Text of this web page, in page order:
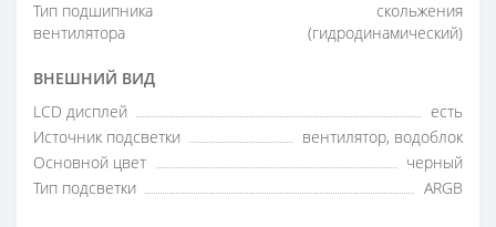
Тип подшипника
вентилятора
скольжения
(гидродинамический)
ВНЕШНИЙ ВИД
LCD дисплей
есть
Источник подсветки
вентилятор, водоблок
Основной цвет
черный
Тип подсветки
ARGB